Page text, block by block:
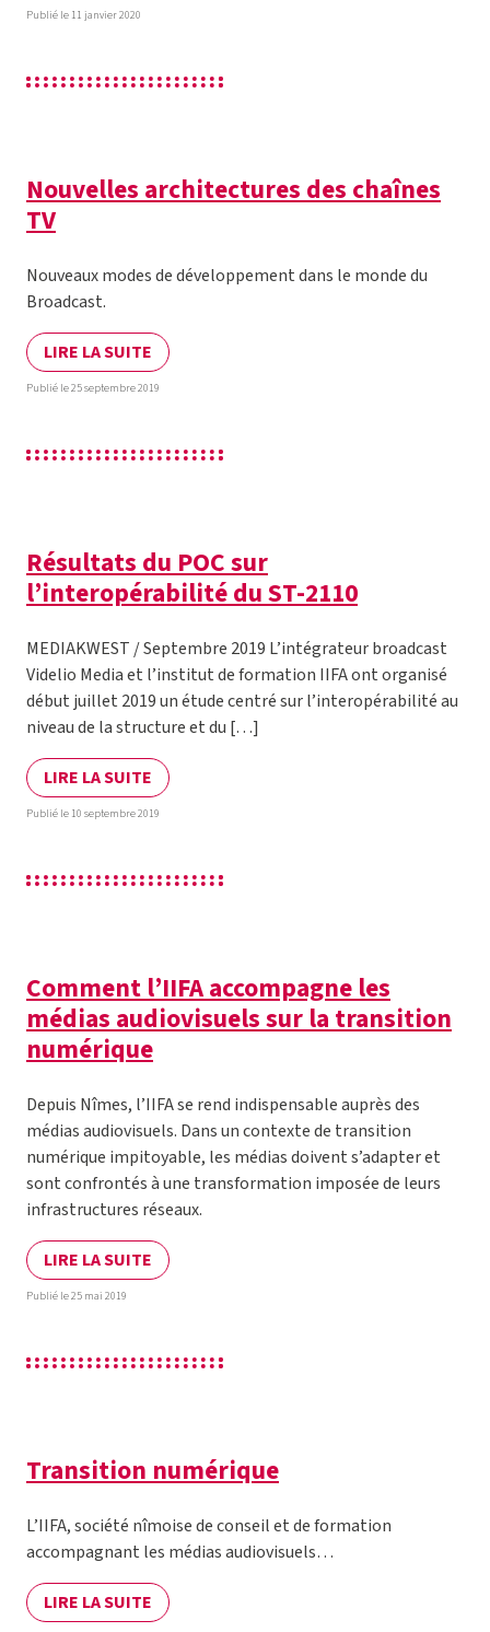
Publié le 11 janvier 2020
Nouvelles architectures des chaînes
TV
Nouveaux modes de développement dans le monde du
Broadcast.
LIRE LA SUITE
Publié le 25 septembre 2019
Résultats du POC sur
l’interopérabilité du ST-2110
MEDIAKWEST / Septembre 2019 L’intégrateur broadcast
Videlio Media et l’institut de formation IIFA ont organisé
début juillet 2019 un étude centré sur l’interopérabilité au
niveau de la structure et du […]
LIRE LA SUITE
Publié le 10 septembre 2019
Comment l’IIFA accompagne les
médias audiovisuels sur la transition
numérique
Depuis Nîmes, l’IIFA se rend indispensable auprès des
médias audiovisuels. Dans un contexte de transition
numérique impitoyable, les médias doivent s’adapter et
sont confrontés à une transformation imposée de leurs
infrastructures réseaux.
LIRE LA SUITE
Publié le 25 mai 2019
Transition numérique
L’IIFA, société nîmoise de conseil et de formation
accompagnant les médias audiovisuels…
LIRE LA SUITE